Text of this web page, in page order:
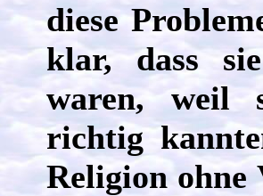
diese
klar, dass
waren, weil
richtig
Religion ohne